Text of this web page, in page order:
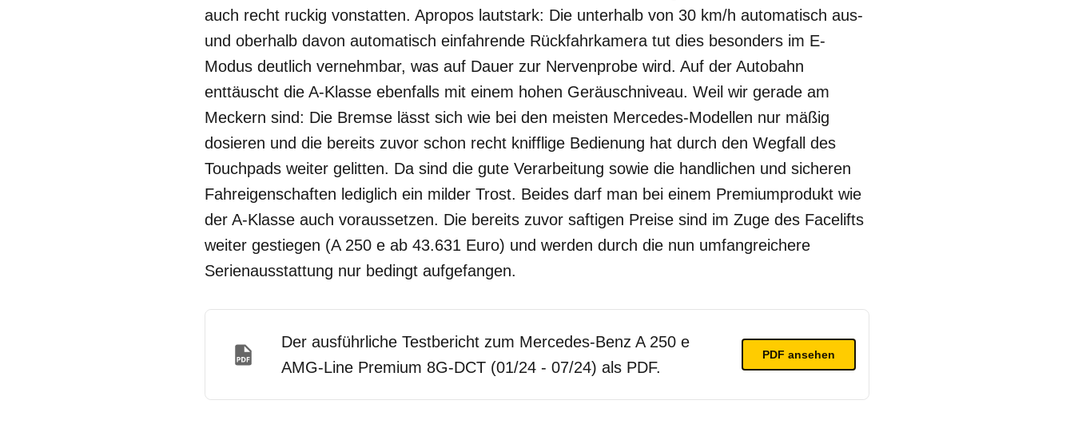
auch recht ruckig vonstatten. Apropos lautstark: Die unterhalb von 30 km/h automatisch aus-
und oberhalb davon automatisch einfahrende Rückfahrkamera tut dies besonders im E-
Modus deutlich vernehmbar, was auf Dauer zur Nervenprobe wird. Auf der Autobahn
enttäuscht die A-Klasse ebenfalls mit einem hohen Geräuschniveau. Weil wir gerade am
Meckern sind: Die Bremse lässt sich wie bei den meisten Mercedes-Modellen nur mäßig
dosieren und die bereits zuvor schon recht knifflige Bedienung hat durch den Wegfall des
Touchpads weiter gelitten. Da sind die gute Verarbeitung sowie die handlichen und sicheren
Fahreigenschaften lediglich ein milder Trost. Beides darf man bei einem Premiumprodukt wie
der A-Klasse auch voraussetzen. Die bereits zuvor saftigen Preise sind im Zuge des Facelifts
weiter gestiegen (A 250 e ab 43.631 Euro) und werden durch die nun umfangreichere
Serienausstattung nur bedingt aufgefangen.
Der ausführliche Testbericht zum Mercedes-Benz A 250 e
AMG-Line Premium 8G-DCT (01/24 - 07/24) als PDF.
PDF ansehen